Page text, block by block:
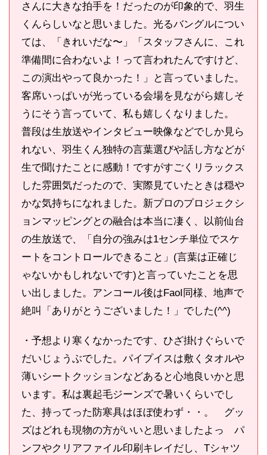
さんに大きな拍手を！だったのが印象的で、羽生
くんらしいなと思いました。光るバングルについ
ては、「きれいだな〜」「スタッフさんに、これ
準備間に合わないよ！って言われたんですけど、
この演出やって良かった！」と言っていました。
客席いっぱいが光っている会場を見ながら嬉しそ
うにそう言っていて、私も嬉しくなりました。
普段は生放送やインタビュー映像などでしか見ら
れない、羽生くん独特の言葉選びや話し方などが
生で聞けたことに感動！ですがすごくリラックス
した雰囲気だったので、実際見ていたときは穏や
かな気持ちになれました。新プロのプロジェクシ
ョンマッピングとの融合は本当に凄く、以前仙台
の生放送で、「自分の強みは1センチ単位でスケ
ートをコントロールできること」(言葉は正確じ
ゃないかもしれないです)と言っていたことを思
い出しました。アンコール後はFaoI同様、地声で
絶叫「ありがとうございました！」でした(^^)
・予想より寒くなかったです、ひざ掛けぐらいで
だいじょうぶでした。パイプイスは敷くタオルや
薄いシートクッションなどあると心地良いかと思
います。私は裏起毛ジーンズで暑いくらいでし
た、持ってった防寒具はほぼ使わず・・。 グッ
ズはどれも現物の方がいいと思いましたよっ パ
ンフやクリアファイル印刷キレイだし、Tシャツ